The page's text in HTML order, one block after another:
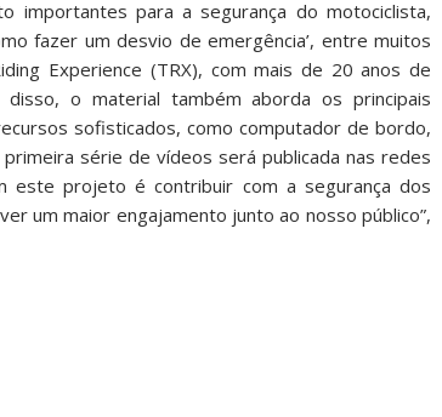
importantes para a segurança do motociclista,
fazer um desvio de emergência’, entre muitos
Experience (TRX), com mais de 20 anos de
o material também aborda os principais
sofisticados, como computador de bordo,
série de vídeos será publicada nas redes
este projeto é contribuir com a segurança dos
um maior engajamento junto ao nosso público”,